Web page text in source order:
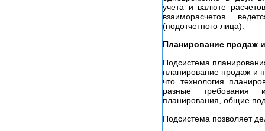
учета и валюте
взаиморасчетов
(подотчетного лица).
Планирование продаж и
Подсистема
планирование продаж и
что технология
разные требования
планирования, общие
Подсистема позволяет